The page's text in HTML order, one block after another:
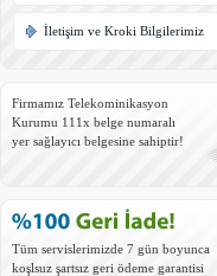
İletişim ve Kroki Bilgilerimiz
Firmamız Telekominikasyon
Kurumu 111x belge numaralı
yer sağlayıcı belgesine sahiptir!
Tüm servislerimizde 7 gün boyunca
koşlsuz şartsız geri ödeme garantisi